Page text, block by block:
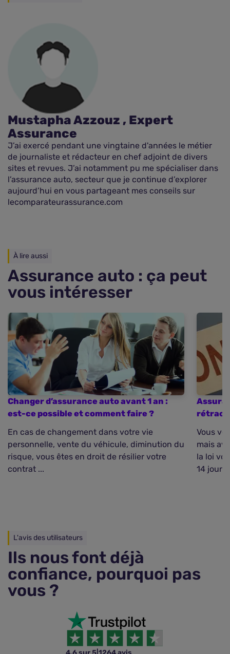
Mustapha Azzouz , Expert
Assurance
J’ai exercé pendant une vingtaine d'années le métier
de journaliste et rédacteur en chef adjoint de divers
sites et revues. J’ai notamment pu me spécialiser dans
l’assurance auto, secteur que je continue d’explorer
aujourd’hui en vous partageant mes conseils sur
lecomparateurassurance.com
À lire aussi
Assurance auto : ça peut
vous intéresser
Changer d’assurance auto avant 1 an :
est-ce possible et comment faire ?
En cas de changement dans votre vie
personnelle, vente du véhicule, diminution du
risque, vous êtes en droit de résilier votre
contrat ...
Vous
mais
la loi
14 jours
L'avis des utilisateurs
Ils nous font déjà
confiance, pourquoi pas
vous ?